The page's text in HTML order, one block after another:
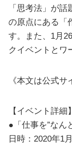
「思考法」が
の原点にある「
す。また、1月
クイベントとワ
《本文は公式
【イベント詳細】
●「仕事を”なん
日時：2020年1